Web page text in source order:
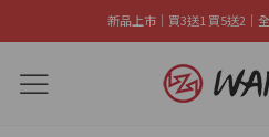
新品上市｜買3送1 買5送2｜